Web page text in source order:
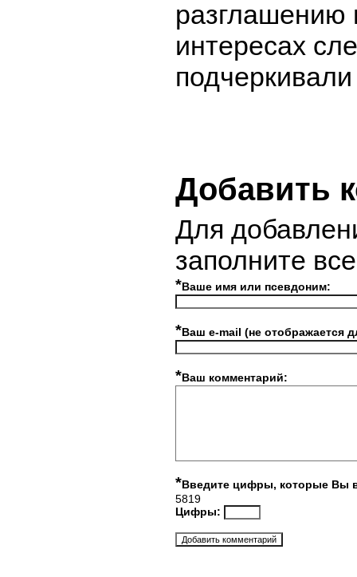
разглашению
интересах
Добавить
Для
заполните
*Ваше имя или псевдоним:
*Ваш e-mail (не отображается
*Ваш комментарий:
*Введите цифры, которые Вы
5819
Цифры: